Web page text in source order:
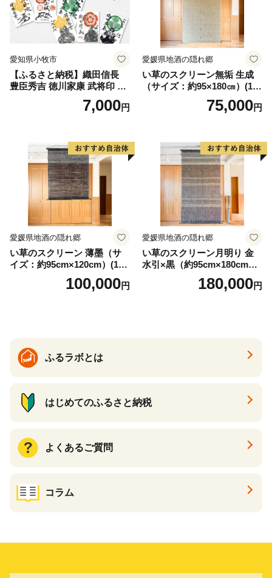
愛知県小牧市
【ふるさと納税】織田信長
豊臣秀吉 徳川家康 武将印 花
押印 6枚 セット イラスト 戦
国 武将 小牧山城 墨絵 龍画師
グッズ 愛知県 小牧市 お取り
寄せ 送料無料
7,000円
愛媛県地酒の隠れ郷
い草のスクリーン無垢 生成
（サイズ：約95×180㎝）(14
75,000円
愛媛県地酒の隠れ郷
い草のスクリーン 薄墨（サ
イズ：約95cm×120cm）(14
100,000円
愛媛県地酒の隠れ郷
い草のスクリーン月明り 金
水引×黒（約95cm×180cm）
180,000円
ふるラボとは
はじめてのふるさと納税
よくあるご質問
コラム